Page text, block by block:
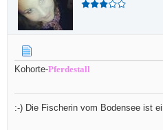
Kohorte-Pferdestall
:-) Die Fischerin vom Bodensee ist